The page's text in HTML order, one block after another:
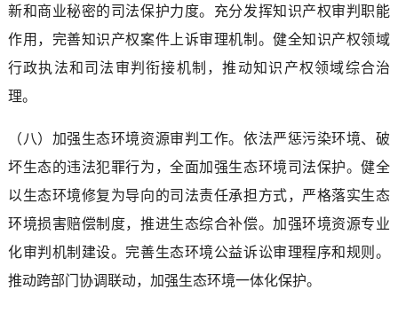
新和商业秘密的司法保护力度。充分发挥知识产权审判职能
作用，完善知识产权案件上诉审理机制。健全知识产权领域
行政执法和司法审判衔接机制，推动知识产权领域综合治
理。
（八）加强生态环境资源审判工作。依法严惩污染环境、破
坏生态的违法犯罪行为，全面加强生态环境司法保护。健全
以生态环境修复为导向的司法责任承担方式，严格落实生态
环境损害赔偿制度，推进生态综合补偿。加强环境资源专业
化审判机制建设。完善生态环境公益诉讼审理程序和规则。
推动跨部门协调联动，加强生态环境一体化保护。